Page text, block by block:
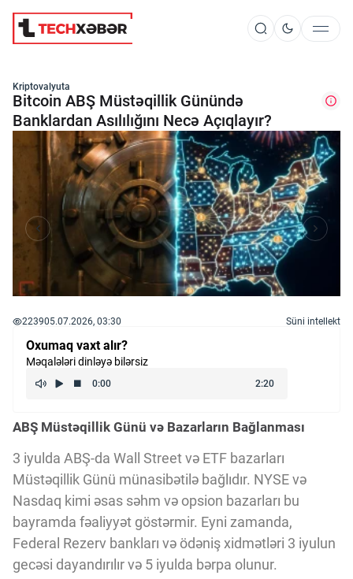
Süni İntellekt
Elm və Kosmos
Texnoloji İnkişaf
İnnovasiya və Startaplar
Robot və Cihazlar
Kriptovalyuta
ÇƏRƏZLƏR SİYASƏTİ
İSTIFADƏ ŞƏRTLƏRİ
MƏXFİLİK SİYASƏTİ
Kriptovalyuta
Bitcoin ABŞ Müstəqillik Günündə
Banklardan Asılılığını Necə Açıqlayır?
223905.07.2026, 03:30 Süni intellekt
Oxumaq vaxt alır?
Məqalələri dinləyə bilərsiz
ABŞ Müstəqillik Günü və Bazarların Bağlanması
3 iyulda ABŞ-da Wall Street və ETF bazarları
Müstəqillik Günü münasibətilə bağlıdır. NYSE və
Nasdaq kimi əsas səhm və opsion bazarları bu
bayramda fəaliyyət göstərmir. Eyni zamanda,
Federal Rezerv bankları və ödəniş xidmətləri 3 iyulun
gecəsi dayandırılır və 5 iyulda bərpa olunur.